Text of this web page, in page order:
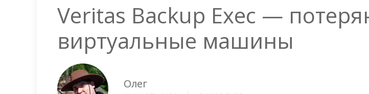
Veritas Backup Exec —
виртуальные машины
Олег